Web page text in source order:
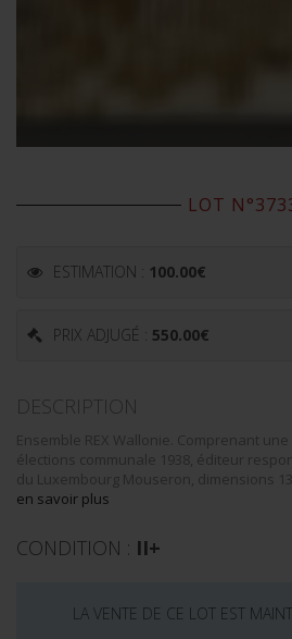
LOT
ESTIMATION : 100.00€
PRIX ADJUGÉ : 550.00€
DESCRIPTION
Ensemble REX Wallonie. Comprenant une
élections communale 1938, éditeur
du Luxembourg Mouseron, dimensions
en savoir plus
CONDITION : II+
LA VENTE DE CE LOT EST